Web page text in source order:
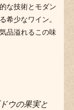
な技術とモダン
希少なワイン。
品溢れるこの味
ウの果実と